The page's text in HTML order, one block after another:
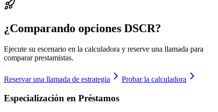
¿Comparando opciones DSCR?
Ejecute su escenario en la calculadora y reserve una llamada para
comparar prestamistas.
Reservar una llamada de estrategia Probar la calculadora
Especialización en Préstamos